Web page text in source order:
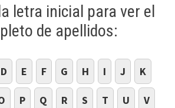
letra inicial para ver el
de apellidos:
D E F G H I J K
P Q R S T U V